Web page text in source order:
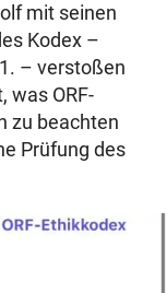
mit seinen
Kodex –
– verstoßen
was ORF-
zu beachten
Prüfung des